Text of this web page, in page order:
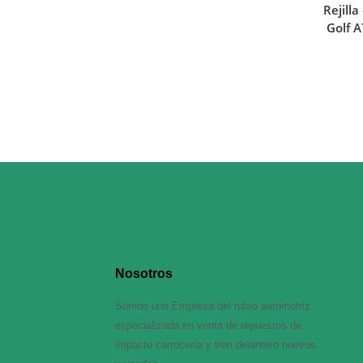
Rejilla
Golf
Nosotros
Somos una Empresa del rubro automotriz
especializada en venta de repuestos de
impacto carrocería y tren delantero nuevos